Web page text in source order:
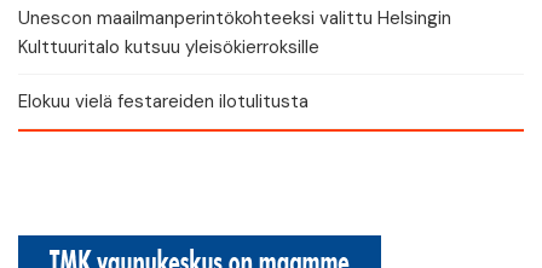
Unescon maailmanperintökohteeksi valittu Helsingin
Kulttuuritalo kutsuu yleisökierroksille
Elokuu vielä festareiden ilotulitusta